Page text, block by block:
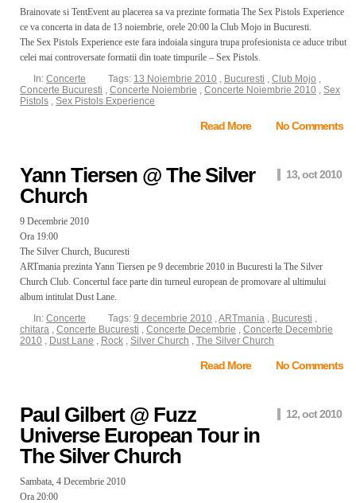
Brainovate si TentEvent au placerea sa va prezinte formatia The Sex Pistols Experience
ce va concerta in data de 13 noiembrie, orele 20:00 la Club Mojo in Bucuresti.
The Sex Pistols Experience este fara indoiala singura trupa profesionista ce aduce tribut
celei mai controversate formatii din toate timpurile – Sex Pistols.
In: Concerte Tags: 13 Noiembrie 2010 , Bucuresti , Club Mojo ,
Concerte Bucuresti , Concerte Noiembrie , Concerte Noiembrie 2010 , Sex
Pistols , Sex Pistols Experience
Read More No Comments
Yann Tiersen @ The Silver
Church
13, oct 2010
9 Decembrie 2010
Ora 19:00
The Silver Church, Bucuresti
ARTmania prezinta Yann Tiersen pe 9 decembrie 2010 in Bucuresti la The Silver
Church Club. Concertul face parte din turneul european de promovare al ultimului
album intitulat Dust Lane.
In: Concerte Tags: 9 decembrie 2010 ,ARTmania , Bucuresti ,
chitara , Concerte Bucuresti , Concerte Decembrie , Concerte Decembrie
2010 , Dust Lane , Rock , Silver Church , The Silver Church
Read More No Comments
Paul Gilbert @ Fuzz
Universe European Tour in
The Silver Church
12, oct 2010
Sambata, 4 Decembrie 2010
Ora 20:00